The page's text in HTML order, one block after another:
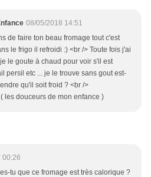
08/05/2018 14:51
de faire ton beau fromage tout c'est
le frigo il refroidi :) <br /> Toute fois j'ai
le goute à chaud pour voir s'il est
persil etc ... je le trouve sans gout est-
qu'il soit froid ? <br />
les douceurs de mon enfance )
00:26
tu que ce fromage est très calorique ?